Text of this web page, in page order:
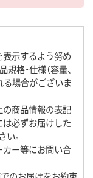
表示するよう努め
格・仕様（容量、
る場合がございま
の商品情報の表記
は必ずお届けした
。
カー等にお問い合